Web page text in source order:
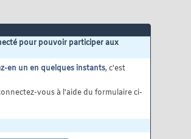
pour pouvoir participer aux
en un en quelques instants, c'est
vous à l'aide du formulaire ci-